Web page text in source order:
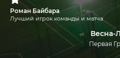
Роман Байбара
Лучший игрок команды и матча
Весна-
Первая